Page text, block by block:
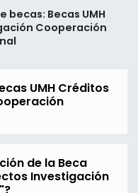
Becas UMH
Cooperación
UMH Créditos
de la Beca
Investigación